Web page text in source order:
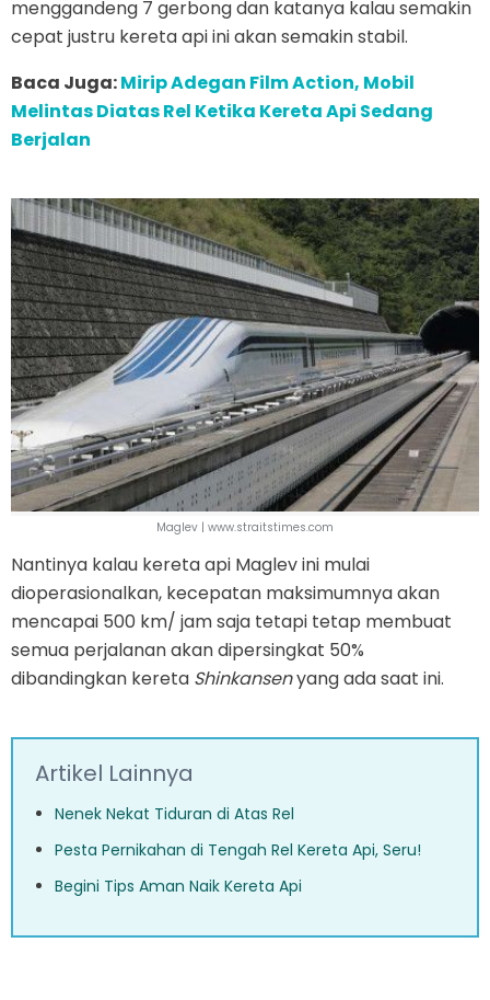
menggandeng 7 gerbong dan katanya kalau semakin
cepat justru kereta api ini akan semakin stabil.
Baca Juga:Mirip Adegan Film Action, Mobil
Melintas Diatas Rel Ketika Kereta Api Sedang
Berjalan
Maglev | www.straitstimes.com
Nantinya kalau kereta api Maglev ini mulai
dioperasionalkan, kecepatan maksimumnya akan
mencapai 500 km/ jam saja tetapi tetap membuat
semua perjalanan akan dipersingkat 50%
dibandingkan kereta Shinkansenyang ada saat ini.
Artikel Lainnya
Nenek Nekat Tiduran di Atas Rel
Pesta Pernikahan di Tengah Rel Kereta Api, Seru!
Begini Tips Aman Naik Kereta Api